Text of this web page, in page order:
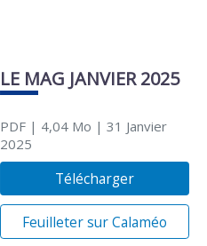
LE MAG JANVIER 2025
PDF| 4,04 Mo | 31 Janvier
2025
Télécharger
Feuilleter sur Calaméo